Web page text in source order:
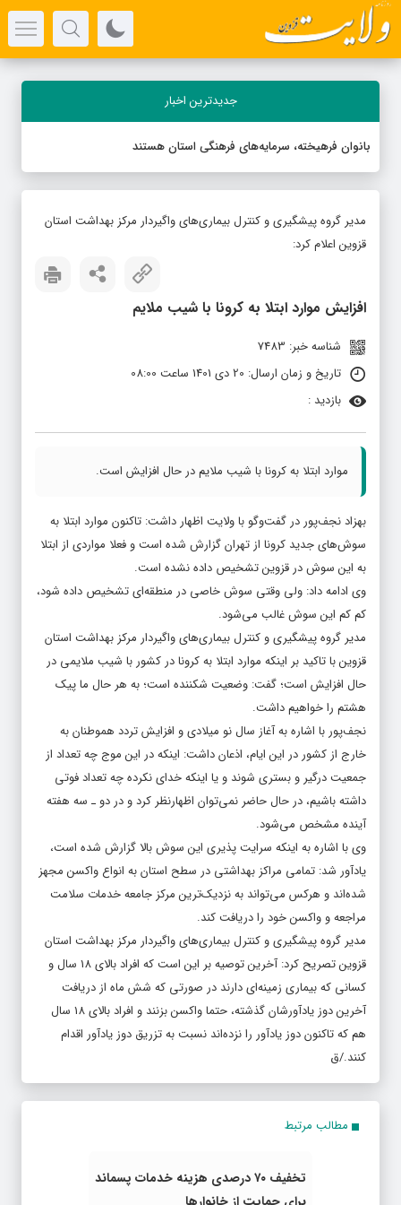
جدیدترین اخبار
بانوان فرهیخته، سرمایه‌های فرهنگی استان هستند
مدیر گروه پیشگیری و کنترل بیماری‌های واگیردار مرکز بهداشت استان
قزوین اعلام کرد:
افزایش موارد ابتلا به کرونا با شیب ملایم
شناسه خبر: 7483
تاریخ و زمان ارسال: 20 دی 1401 ساعت 08:00
بازدید :
موارد ابتلا به کرونا با شیب ملایم در حال افزایش است.
بهزاد نجف‌پور در گفت‌وگو با ولایت اظهار داشت: تاکنون موارد ابتلا به
سوش‌های جدید کرونا از تهران گزارش شده است و فعلا مواردی از ابتلا
به این سوش در قزوین تشخیص داده نشده است.
وی ادامه داد: ولی وقتی سوش خاصی در منطقه‌ای تشخیص داده شود،
کم کم این سوش غالب می‌شود.
مدیر گروه پیشگیری و کنترل بیماری‌های واگیردار مرکز بهداشت استان
قزوین با تاکید بر اینکه موارد ابتلا به کرونا در کشور با شیب ملایمی در
حال افزایش است؛ گفت: وضعیت شکننده است؛ به هر حال ما پیک
هشتم را خواهیم داشت.
نجف‌پور با اشاره به آغاز سال نو میلادی و افزایش تردد هموطنان به
خارج از کشور در این ایام، اذعان داشت: اینکه در این موج چه تعداد از
جمعیت درگیر و بستری شوند و یا اینکه خدای نکرده چه تعداد فوتی
داشته باشیم، در حال حاضر نمی‌توان اظهارنظر کرد و در دو ـ سه هفته
آینده مشخص می‌شود.
وی با اشاره به اینکه سرایت پذیری این سوش بالا گزارش شده است،
یادآور شد: تمامی مراکز بهداشتی در سطح استان به انواع واکسن مجهز
شده‌اند و هر‌کس‌ می‌تواند به نزدیک‌ترین مرکز جامعه خدمات سلامت
مراجعه و واکسن خود را دریافت کند.
مدیر گروه پیشگیری و کنترل بیماری‌های واگیردار مرکز بهداشت استان
قزوین تصریح کرد: آخرین توصیه بر این است که افراد بالای 18 سال و
کسانی که بیماری زمینه‌ای دارند در صورتی که شش ماه از دریافت
آخرین دوز یادآورشان گذشته، حتما واکسن بزنند و افراد بالای 18 سال
هم که تاکنون دوز یادآور را نزده‌اند نسبت به تزریق دوز یادآور اقدام
کنند./ق
مطالب مرتبط
تخفیف ۷۰ درصدی هزینه خدمات پسماند